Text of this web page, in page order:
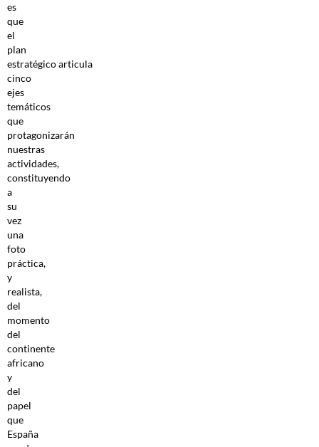
es
que
el
plan
estratégico articula
cinco
ejes
temáticos
que
protagonizarán
nuestras
actividades,
constituyendo
a
su
vez
una
foto
práctica,
y
realista,
del
momento
del
continente
africano
y
del
papel
que
España